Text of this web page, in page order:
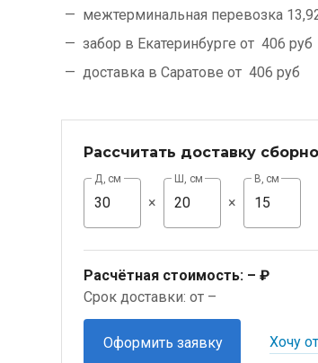
межтерминальная перевозка
забор в Екатеринбурге от 406 руб
доставка в Саратове от 406 руб
Рассчитать доставку
Д, см
×
Ш, см
×
В, см
Расчётная стоимость: – ₽
Срок доставки: от –
Оформить заявку Хочу